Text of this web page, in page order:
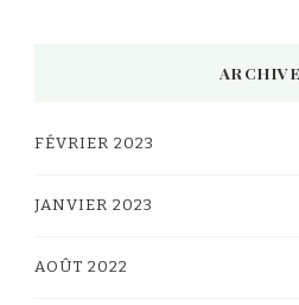
FÉVRIER 2023
JANVIER 2023
AOÛT 2022